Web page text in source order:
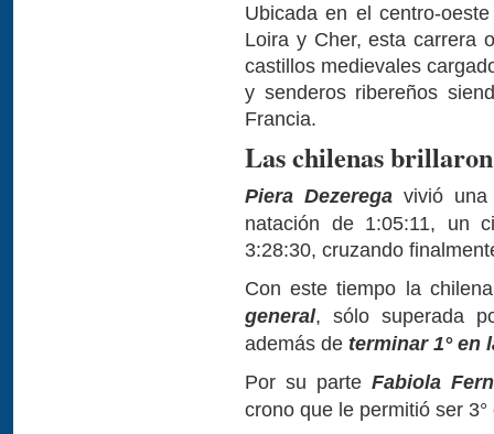
Ubicada en el centro-
Loira y Cher, esta carrera
castillos medievales
y senderos ribereños
Francia.
Las chilenas
Piera Dezeregavivió una
natación de 1:05:11, un
3:28:30, cruzando
Con este tiempo la
general, sólo superada
además de terminar 1° en
Por su parte Fabiola
crono que le permitió ser